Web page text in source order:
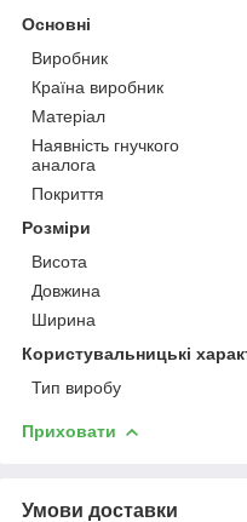
Основні
Виробник
Країна виробник
Матеріал
Наявність гнучкого
аналога
Покриття
Розміри
Висота
Довжина
Ширина
Користувальницькі
Тип виробу
Приховати
Умови доставки